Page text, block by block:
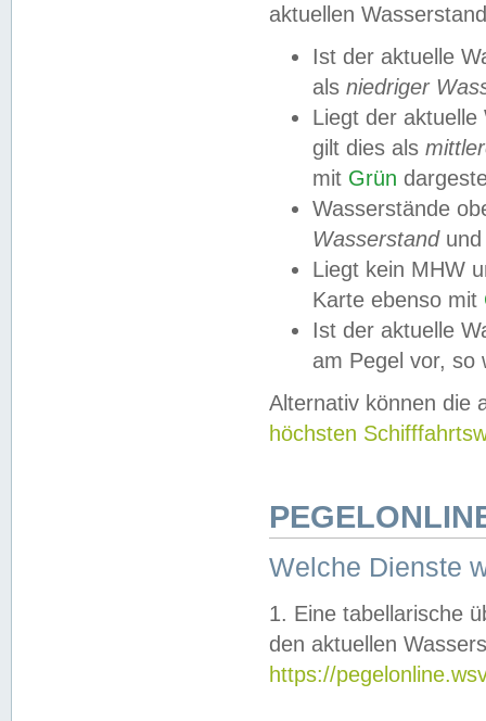
aktuellen
Ist der aktuelle
als niedriger
Liegt der
gilt dies als
mit Grün
Wasserstände
Wasserstandund
Liegt kein MHW
Karte ebenso mit
Ist der aktuelle
am Pegel vor,
Alternativ können die
höchsten
Welche Dienste
1. Eine tabellarische
den aktuellen
https://